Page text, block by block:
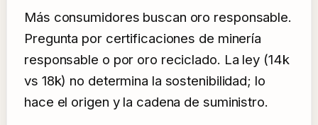
Más consumidores buscan oro responsable.
Pregunta por certificaciones de minería
responsable o por oro reciclado. La ley (14k
vs 18k) no determina la sostenibilidad; lo
hace el origen y la cadena de suministro.